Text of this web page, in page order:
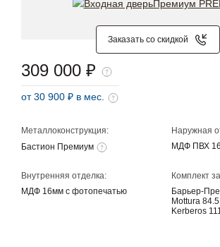
Заказать со скидкой
Металлоконструкция:
Бастион Премиум
Наружная
МДФ ПВХ
Внутренняя отделка:
МДФ 16мм с фотопечатью
Комплект
Барьер-
Mottura
Kerberos
309 000 ₽
от 30 900 ₽ в мес.